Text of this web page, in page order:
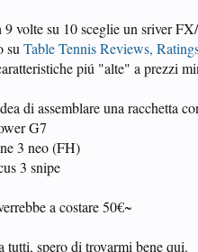
9 volte su 10 sceglie un sriver
su Table Tennis Reviews,
piú "alte" a prezzi
di assemblare una racchetta
G7
3 neo (FH)
3 snipe
a costare 50€~
tutti, spero di trovarmi bene qui.